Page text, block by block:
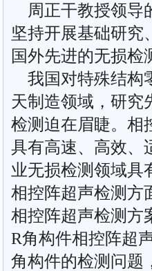
周正干教授领导
坚持开展基础研究
国外先进的无损检
我国对特殊结构
天制造领域，研究
检测迫在眉睫。相
具有高速、高效、
业无损检测领域具
相控阵超声检测方
相控阵超声检测方
R角构件相控阵超
角构件的检测问题